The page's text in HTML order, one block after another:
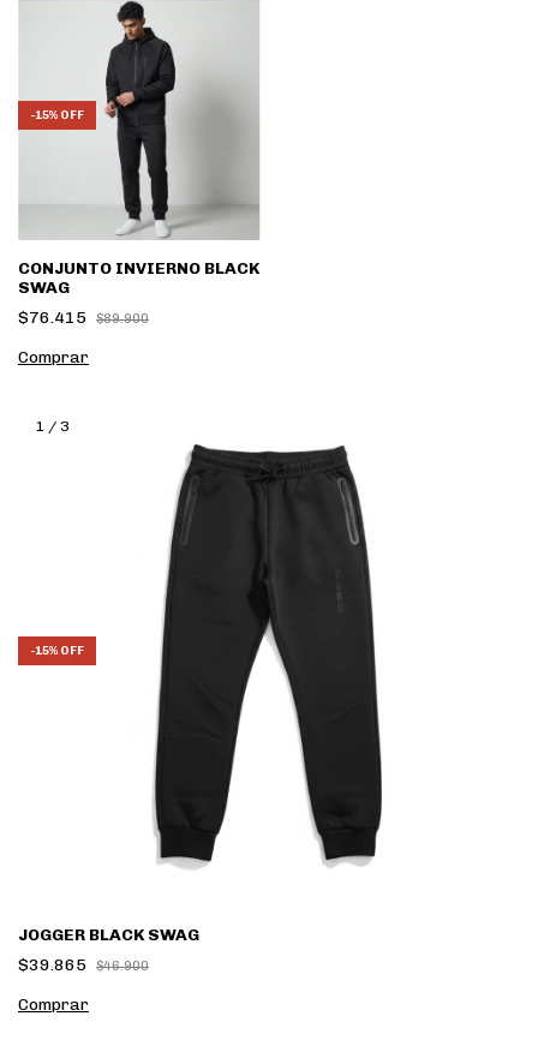
-15% OFF
CONJUNTO INVIERNO BLACK
SWAG
$76.415
$89.900
Comprar
1 / 3
-15% OFF
JOGGER BLACK SWAG
$39.865
$46.900
Comprar